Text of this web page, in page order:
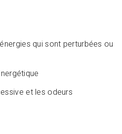
qui sont perturbées ou
et les odeurs